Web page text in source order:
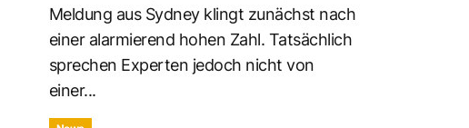
Meldung aus Sydney klingt zunächst nach
einer alarmierend hohen Zahl. Tatsächlich
sprechen Experten jedoch nicht von
einer...